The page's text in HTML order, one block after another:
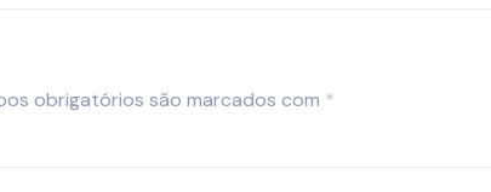
obrigatórios são marcados com *